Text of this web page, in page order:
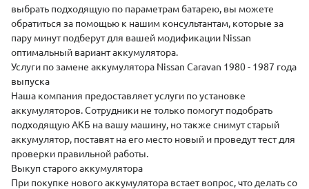
выбрать подходящую по параметрам батарею, вы можете
обратиться за помощью к нашим консультантам, которые за
пару минут подберут для вашей модификации Nissan
оптимальный вариант аккумулятора.
Услуги по замене аккумулятора Nissan Caravan 1980 - 1987 года
выпуска
Наша компания предоставляетуслуги по установке
аккумуляторов. Сотрудники не только помогут подобрать
подходящую АКБ на вашу машину, но также снимут старый
аккумулятор, поставят на его место новый и проведут тест для
проверки правильной работы.
Выкуп старого аккумулятора
При покупке нового аккумулятора встает вопрос, что делать со